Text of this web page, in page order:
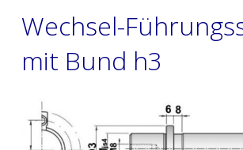
Wechsel-
mit Bund h3